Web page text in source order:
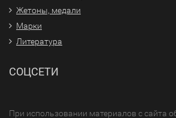
Жетоны, медали
Марки
Литература
СОЦСЕТИ
При использовании материалов с сайта